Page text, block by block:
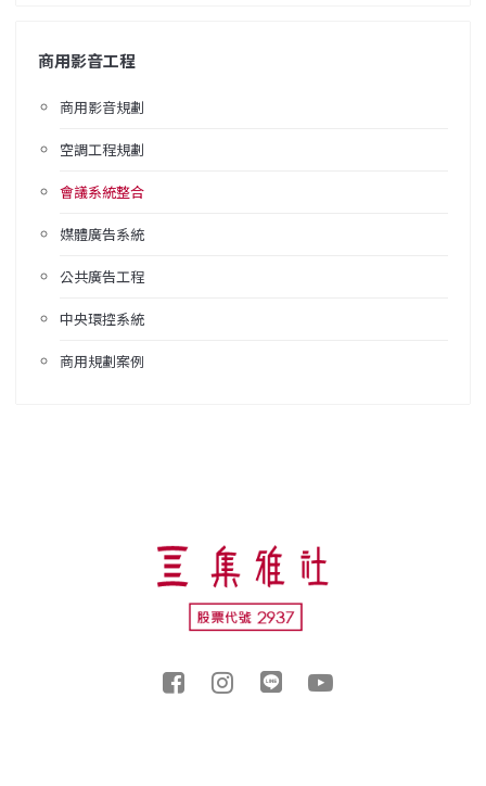
商用影音工程
商用影音規劃
空調工程規劃
會議系統整合
媒體廣告系統
公共廣告工程
中央環控系統
商用規劃案例